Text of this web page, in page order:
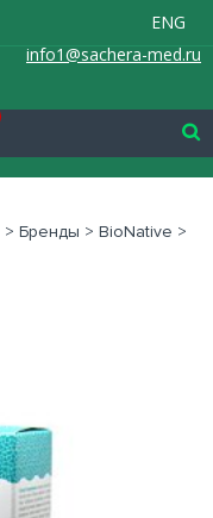
ENG
info1@sachera-med.ru
> Бренды > BioNative >